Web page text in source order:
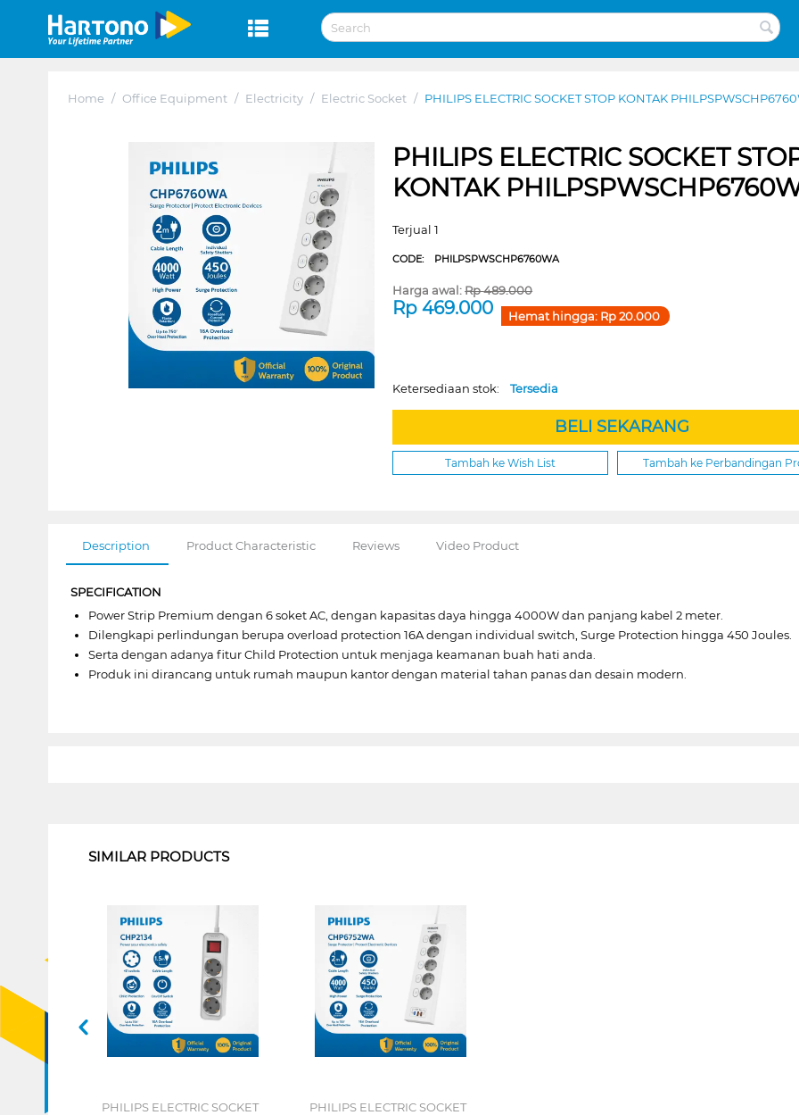
Home / Office Equipment / Electricity / Electric Socket / PHILIPS ELECTRIC SOCKET STOP KONTAK
PHILIPS ELECTRIC SOCKET
KONTAK
Terjual 1
CODE: PHILPSPWSCHP6760WA
Harga awal:Rp489.000
Rp469.000 Hemat hingga: Rp20.000
Ketersediaan stok:Tersedia
BELI SEKARANG
Tambah ke Wish List Tambah ke Perbandingan
Description Product Characteristic Reviews Video Product
SPECIFICATION
Power Strip Premium dengan 6 soket AC, dengan kapasitas daya hingga 4000W dan panjang kabel 2 meter.
Dilengkapi perlindungan berupa overload protection 16A dengan individual switch, Surge Protection hingga 450 Joules.
Serta dengan adanya fitur Child Protection untuk menjaga keamanan buah hati anda.
Produk ini dirancang untuk rumah maupun kantor dengan material tahan panas dan desain modern.
SIMILAR PRODUCTS
PHILIPS ELECTRIC SOCKET
PHILIPS ELECTRIC SOCKET